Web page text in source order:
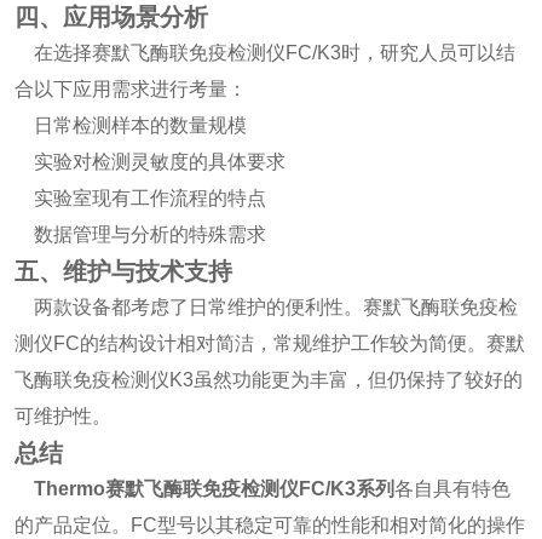
四、应用场景分析
在选择赛默飞酶联免疫检测仪FC/K3时，研究人员可以结
合以下应用需求进行考量：
日常检测样本的数量规模
实验对检测灵敏度的具体要求
实验室现有工作流程的特点
数据管理与分析的特殊需求
五、维护与技术支持
两款设备都考虑了日常维护的便利性。赛默飞酶联免疫检
测仪FC的结构设计相对简洁，常规维护工作较为简便。赛默
飞酶联免疫检测仪K3虽然功能更为丰富，但仍保持了较好的
可维护性。
总结
Thermo赛默飞酶联免疫检测仪FC/K3系列各自具有特色
的产品定位。FC型号以其稳定可靠的性能和相对简化的操作